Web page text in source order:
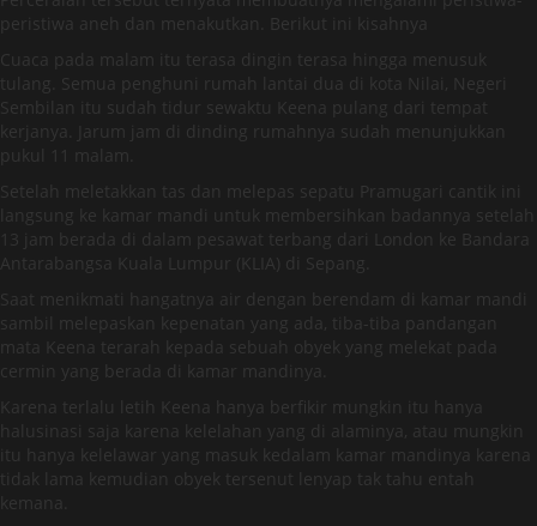
peristiwa aneh dan menakutkan. Berikut ini kisahnya
Cuaca pada malam itu terasa dingin terasa hingga menusuk
tulang. Semua penghuni rumah lantai dua di kota Nilai, Negeri
Sembilan itu sudah tidur sewaktu Keena pulang dari tempat
kerjanya. Jarum jam di dinding rumahnya sudah menunjukkan
pukul 11 malam.
Setelah meletakkan tas dan melepas sepatu Pramugari cantik ini
langsung ke kamar mandi untuk membersihkan badannya setelah
13 jam berada di dalam pesawat terbang dari London ke Bandara
Antarabangsa Kuala Lumpur (KLIA) di Sepang.
Saat menikmati hangatnya air dengan berendam di kamar mandi
sambil melepaskan kepenatan yang ada, tiba-tiba pandangan
mata Keena terarah kepada sebuah obyek yang melekat pada
cermin yang berada di kamar mandinya.
Karena terlalu letih Keena hanya berfikir mungkin itu hanya
halusinasi saja karena kelelahan yang di alaminya, atau mungkin
itu hanya kelelawar yang masuk kedalam kamar mandinya karena
tidak lama kemudian obyek tersenut lenyap tak tahu entah
kemana.